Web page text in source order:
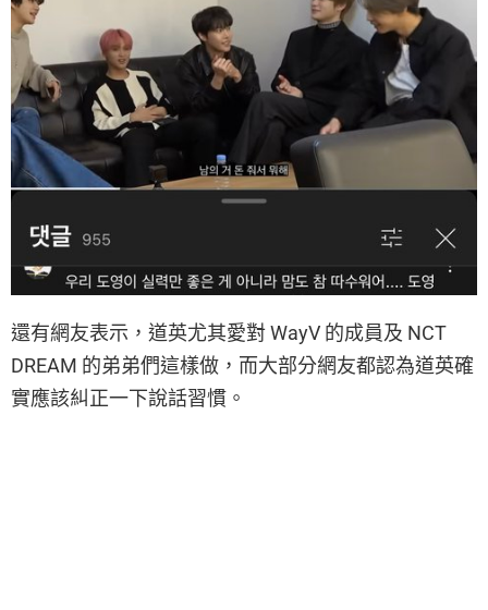
還有網友表示，道英尤其愛對 WayV 的成員及 NCT
DREAM 的弟弟們這樣做，而大部分網友都認為道英確
實應該糾正一下說話習慣。